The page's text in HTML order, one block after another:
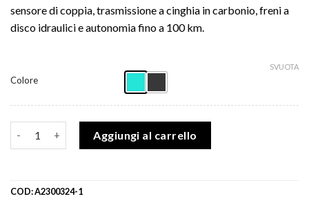
sensore di coppia, trasmissione a cinghia in carbonio, freni a
disco idraulici e autonomia fino a 100 km.
Colore
SVUOTA
Aggiungi al carrello
COD:A2300324-1